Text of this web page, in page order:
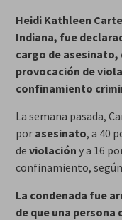
Heidi Kathleen
Indiana, fue
cargo de asesinato,
provocación de
confinamiento
La semana pasada,
por asesinato, a 40
de violación y a 16
confinamiento,
La condenada fue
de que una persona